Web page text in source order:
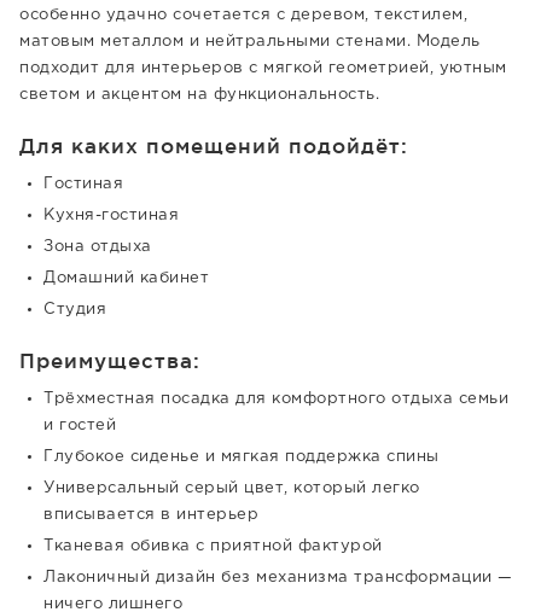
особенно удачно сочетается с деревом, текстилем,
матовым металлом и нейтральными стенами. Модель
подходит для интерьеров с мягкой геометрией, уютным
светом и акцентом на функциональность.
Для каких помещений подойдёт:
Гостиная
Кухня-гостиная
Зона отдыха
Домашний кабинет
Студия
Преимущества:
Трёхместная посадка для комфортного отдыха семьи
и гостей
Глубокое сиденье и мягкая поддержка спины
Универсальный серый цвет, который легко
вписывается в интерьер
Тканевая обивка с приятной фактурой
Лаконичный дизайн без механизма трансформации —
ничего лишнего